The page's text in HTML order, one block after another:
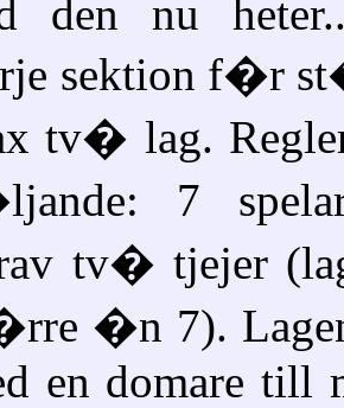
den nu
sektion f�r
tv� lag.
7
tv� tjejer
�n 7).
en domare till